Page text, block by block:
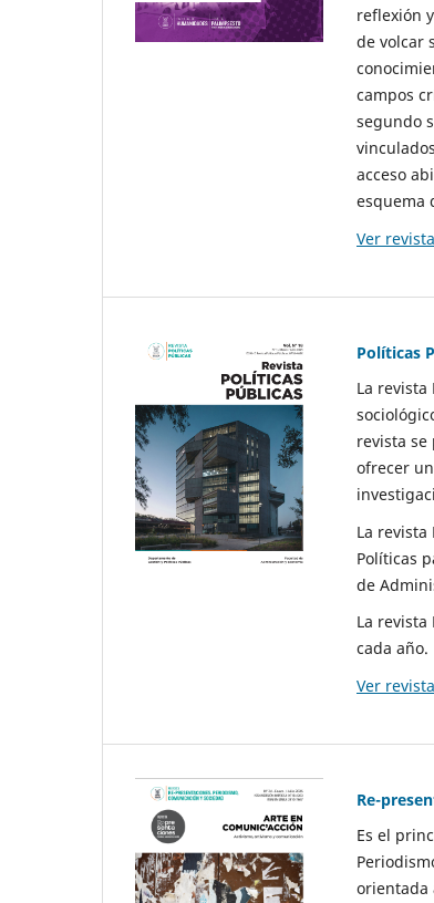
reflexión
de volcar
campos
segundo
acceso
esquema
Ver revista
Políticas
La
revista
ofrecer
La
Políticas
de
La
cada año.
Ver revista
Re-
Es el
orientada